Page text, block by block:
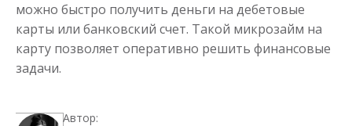
Деньги до зарплаты
можно быстро получить деньги на дебетовые
карты или банковский счет. Такой микрозайм на
карту позволяет оперативно решить финансовые
задачи.
Автор: